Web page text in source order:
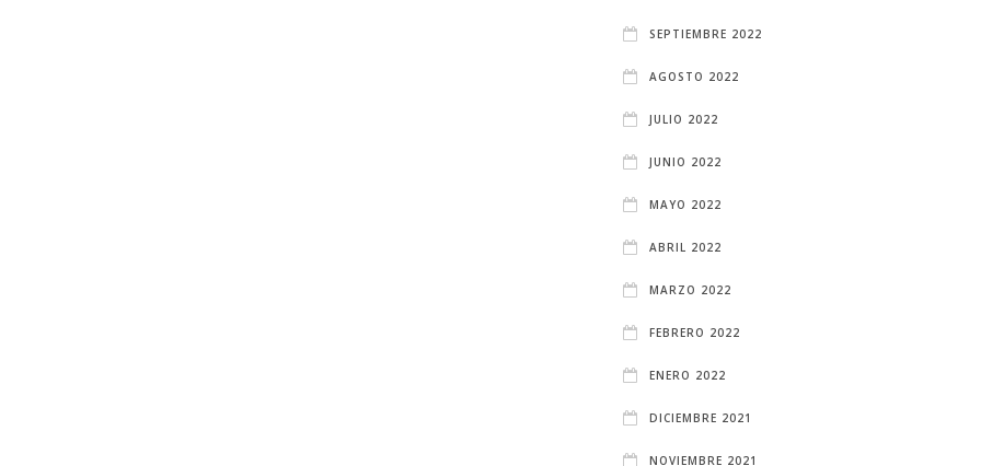
SEPTIEMBRE 2022
AGOSTO 2022
JULIO 2022
JUNIO 2022
MAYO 2022
ABRIL 2022
MARZO 2022
FEBRERO 2022
ENERO 2022
DICIEMBRE 2021
NOVIEMBRE 2021